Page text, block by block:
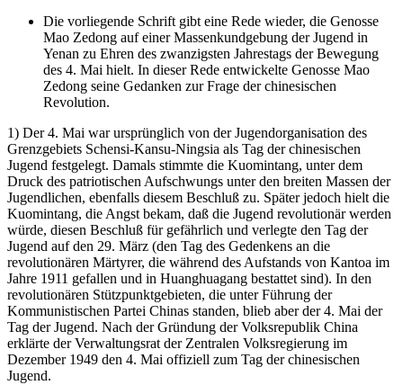
Die vorliegende Schrift gibt eine Rede wieder, die Genosse
Mao Zedong auf einer Massenkundgebung der Jugend in
Yenan zu Ehren des zwanzigsten Jahrestags der Bewegung
des 4. Mai hielt. In dieser Rede entwickelte Genosse Mao
Zedong seine Gedanken zur Frage der chinesischen
Revolution.
1) Der 4. Mai war ursprünglich von der Jugendorganisation des
Grenzgebiets Schensi-Kansu-Ningsia als Tag der chinesischen
Jugend festgelegt. Damals stimmte die Kuomintang, unter dem
Druck des patriotischen Aufschwungs unter den breiten Massen der
Jugendlichen, ebenfalls diesem Beschluß zu. Später jedoch hielt die
Kuomintang, die Angst bekam, daß die Jugend revolutionär werden
würde, diesen Beschluß für gefährlich und verlegte den Tag der
Jugend auf den 29. März (den Tag des Gedenkens an die
revolutionären Märtyrer, die während des Aufstands von Kantoa im
Jahre 1911 gefallen und in Huanghuagang bestattet sind). In den
revolutionären Stützpunktgebieten, die unter Führung der
Kommunistischen Partei Chinas standen, blieb aber der 4. Mai der
Tag der Jugend. Nach der Gründung der Volksrepublik China
erklärte der Verwaltungsrat der Zentralen Volksregierung im
Dezember 1949 den 4. Mai offiziell zum Tag der chinesischen
Jugend.